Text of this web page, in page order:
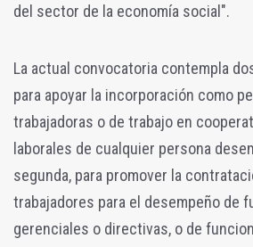
del sector de la economía social".
La actual convocatoria contempla
para apoyar la incorporación como
trabajadoras o de trabajo en
laborales de cualquier persona
segunda, para promover la
trabajadores para el desempeño de
gerenciales o directivas, o de